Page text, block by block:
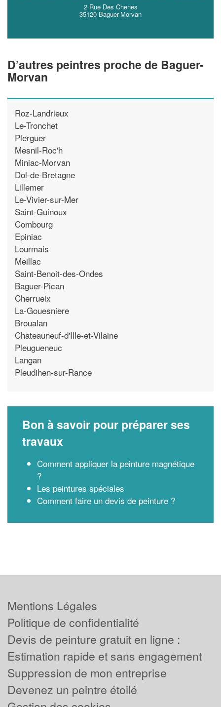
2 Rue Des Chenes
35120 Baguer-Morvan
D’autres peintres proche de Baguer-
Morvan
Roz-Landrieux
Le-Tronchet
Plerguer
Mesnil-Roc'h
Miniac-Morvan
Dol-de-Bretagne
Lillemer
Le-Vivier-sur-Mer
Saint-Guinoux
Combourg
Epiniac
Lourmais
Meillac
Saint-Benoit-des-Ondes
Baguer-Pican
Cherrueix
La-Gouesniere
Broualan
Chateauneuf-d'Ille-et-Vilaine
Pleugueneuc
Langan
Pleudihen-sur-Rance
Bon à savoir pour préparer ses
travaux
Comment appliquer la peinture magnétique
?
Les peintures spéciales
Comment faire un devis de peinture ?
Mentions Légales
Politique de confidentialité
Devis de peinture gratuit en ligne :
Estimation rapide et sans engagement
Suppression de mon entreprise
Devenez un peintre étoilé